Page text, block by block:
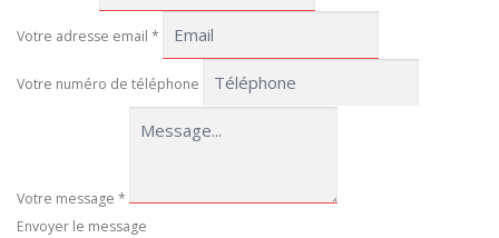
Votre adresse email *
Votre numéro de téléphone
Votre message *
Envoyer le message